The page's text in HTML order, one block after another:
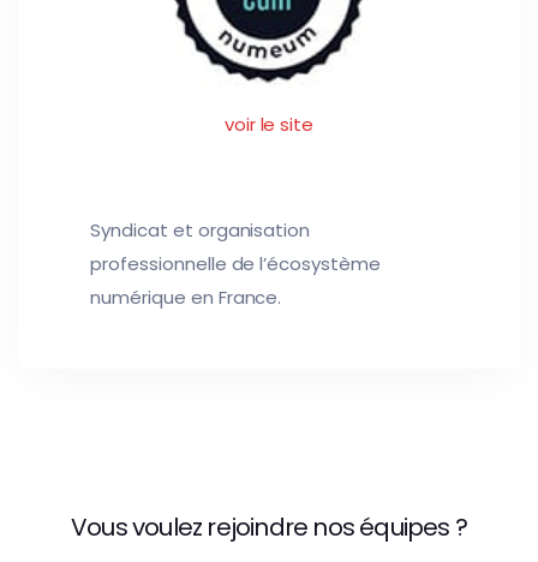
voir le site
Syndicat et organisation
professionnelle de l’écosystème
numérique en France.
Vous voulez rejoindre nos équipes ?